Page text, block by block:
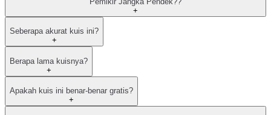
+
Seberapa akurat kuis ini?
+
Berapa lama kuisnya?
+
Apakah kuis ini benar-benar gratis?
+